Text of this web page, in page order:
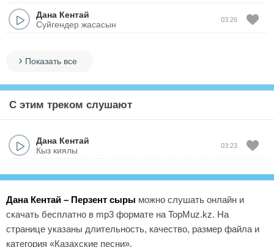
Дана Кентай
Суйгендер жасасын
03:26
Показать все
С этим треком слушают
Дана Кентай
Кыз киялы
03:23
Дана Кентай – Перзент сыры можно слушать онлайн и
скачать бесплатно в mp3 формате на TopMuz.kz. На
странице указаны длительность, качество, размер файла и
категория «Казахские песни».